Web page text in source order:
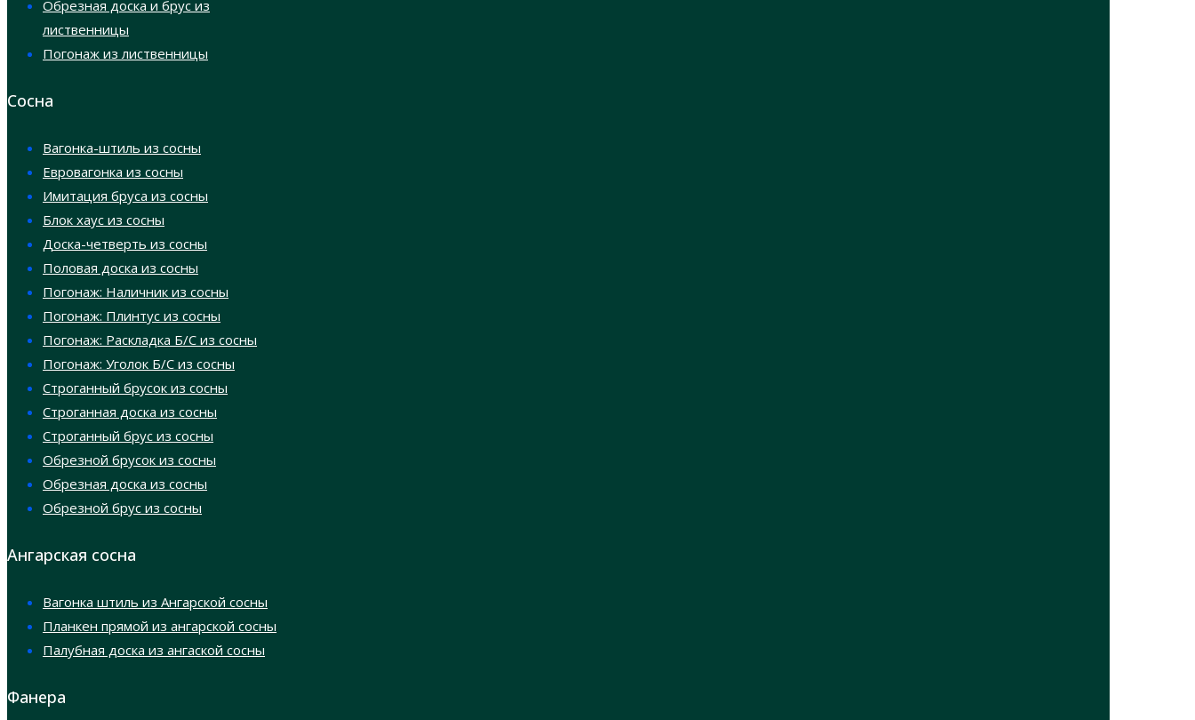
Обрезная доска и брус из
лиственницы
Погонаж из лиственницы
Сосна
Вагонка-штиль из сосны
Евровагонка из сосны
Имитация бруса из сосны
Блок хаус из сосны
Доска-четверть из сосны
Половая доска из сосны
Погонаж: Наличник из сосны
Погонаж: Плинтус из сосны
Погонаж: Раскладка Б/С из сосны
Погонаж: Уголок Б/С из сосны
Строганный брусок из сосны
Строганная доска из сосны
Строганный брус из сосны
Обрезной брусок из сосны
Обрезная доска из сосны
Обрезной брус из сосны
Ангарская сосна
Вагонка штиль из Ангарской сосны
Планкен прямой из ангарской сосны
Палубная доска из ангаской сосны
Фанера